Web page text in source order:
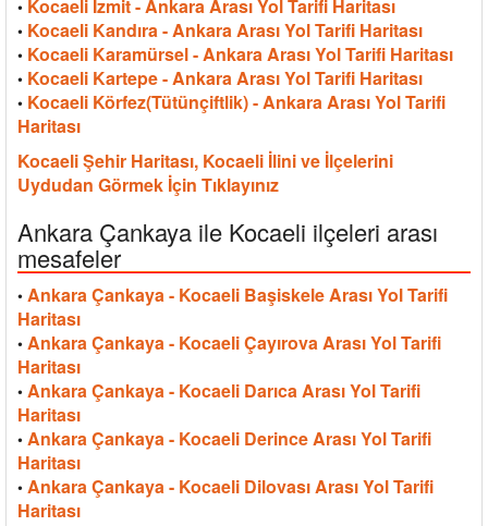
• Kocaeli İzmit - Ankara Arası Yol Tarifi Haritası
• Kocaeli Kandıra - Ankara Arası Yol Tarifi Haritası
• Kocaeli Karamürsel - Ankara Arası Yol Tarifi Haritası
• Kocaeli Kartepe - Ankara Arası Yol Tarifi Haritası
• Kocaeli Körfez(Tütünçiftlik) - Ankara Arası Yol Tarifi
Haritası
Kocaeli Şehir Haritası, Kocaeli İlini ve İlçelerini
Uydudan Görmek İçin Tıklayınız
Ankara Çankaya ile Kocaeli ilçeleri arası
mesafeler
• Ankara Çankaya - Kocaeli Başiskele Arası Yol Tarifi
Haritası
• Ankara Çankaya - Kocaeli Çayırova Arası Yol Tarifi
Haritası
• Ankara Çankaya - Kocaeli Darıca Arası Yol Tarifi
Haritası
• Ankara Çankaya - Kocaeli Derince Arası Yol Tarifi
Haritası
• Ankara Çankaya - Kocaeli Dilovası Arası Yol Tarifi
Haritası